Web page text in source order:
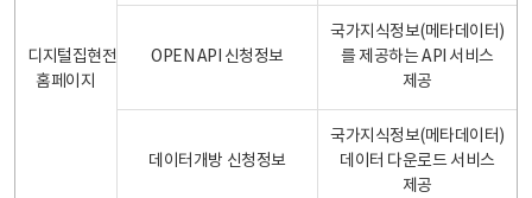
디지털집현전
홈페이지
OPEN API 신청정보
국가지식정보(메타데이터)
를 제공하는 API 서비스
제공
데이터개방 신청정보
국가지식정보(메타데이터)
데이터 다운로드 서비스
제공